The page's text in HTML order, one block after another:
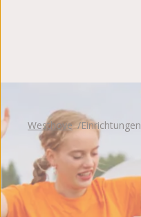
Westhove Einrichtungen